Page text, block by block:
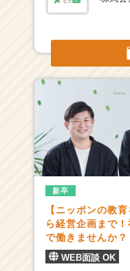
新卒
【ニッポンの教
ら経営企画まで
で働きませんか？
WEB面談 OK